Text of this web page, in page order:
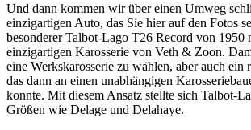
Und dann kommen wir über einen Umweg
einzigartigen Auto, das Sie hier auf den Fotos
besonderer Talbot-Lago T26 Record von 1950
einzigartigen Karosserie von Veth & Zoon.
eine Werkskarosserie zu wählen, aber auch ein
das dann an einen unabhängigen
konnte. Mit diesem Ansatz stellte sich Talbot-
Größen wie Delage und Delahaye.